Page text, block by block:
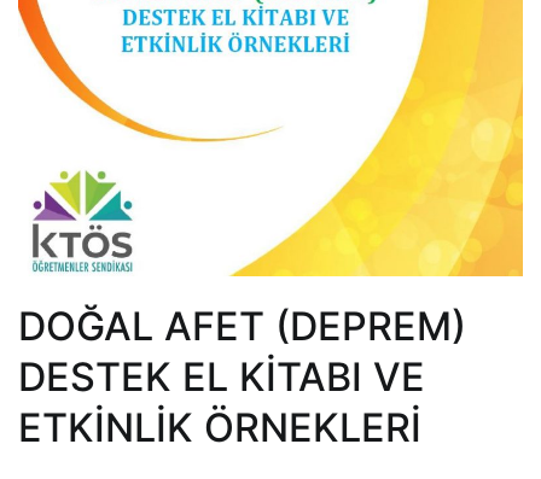
DOĞAL AFET (DEPREM)
DESTEK EL KİTABI VE
ETKİNLİK ÖRNEKLERİ